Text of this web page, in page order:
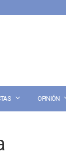
OPINIÓN